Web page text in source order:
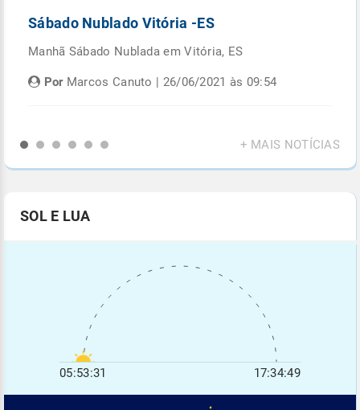
Sábado Nublado Vitória -ES
Manhã Sábado Nublada em Vitória, ES
PorMarcos Canuto | 26/06/2021 às 09:54
+ MAIS NOTÍCIAS
SOL E LUA
05:53:31 17:34:49